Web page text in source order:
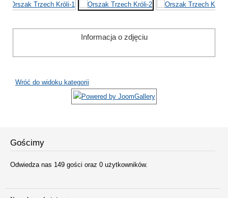
Informacja o zdjęciu
Wróć do widoku kategorii
Gościmy
Odwiedza nas 149 gości oraz 0 użytkowników.